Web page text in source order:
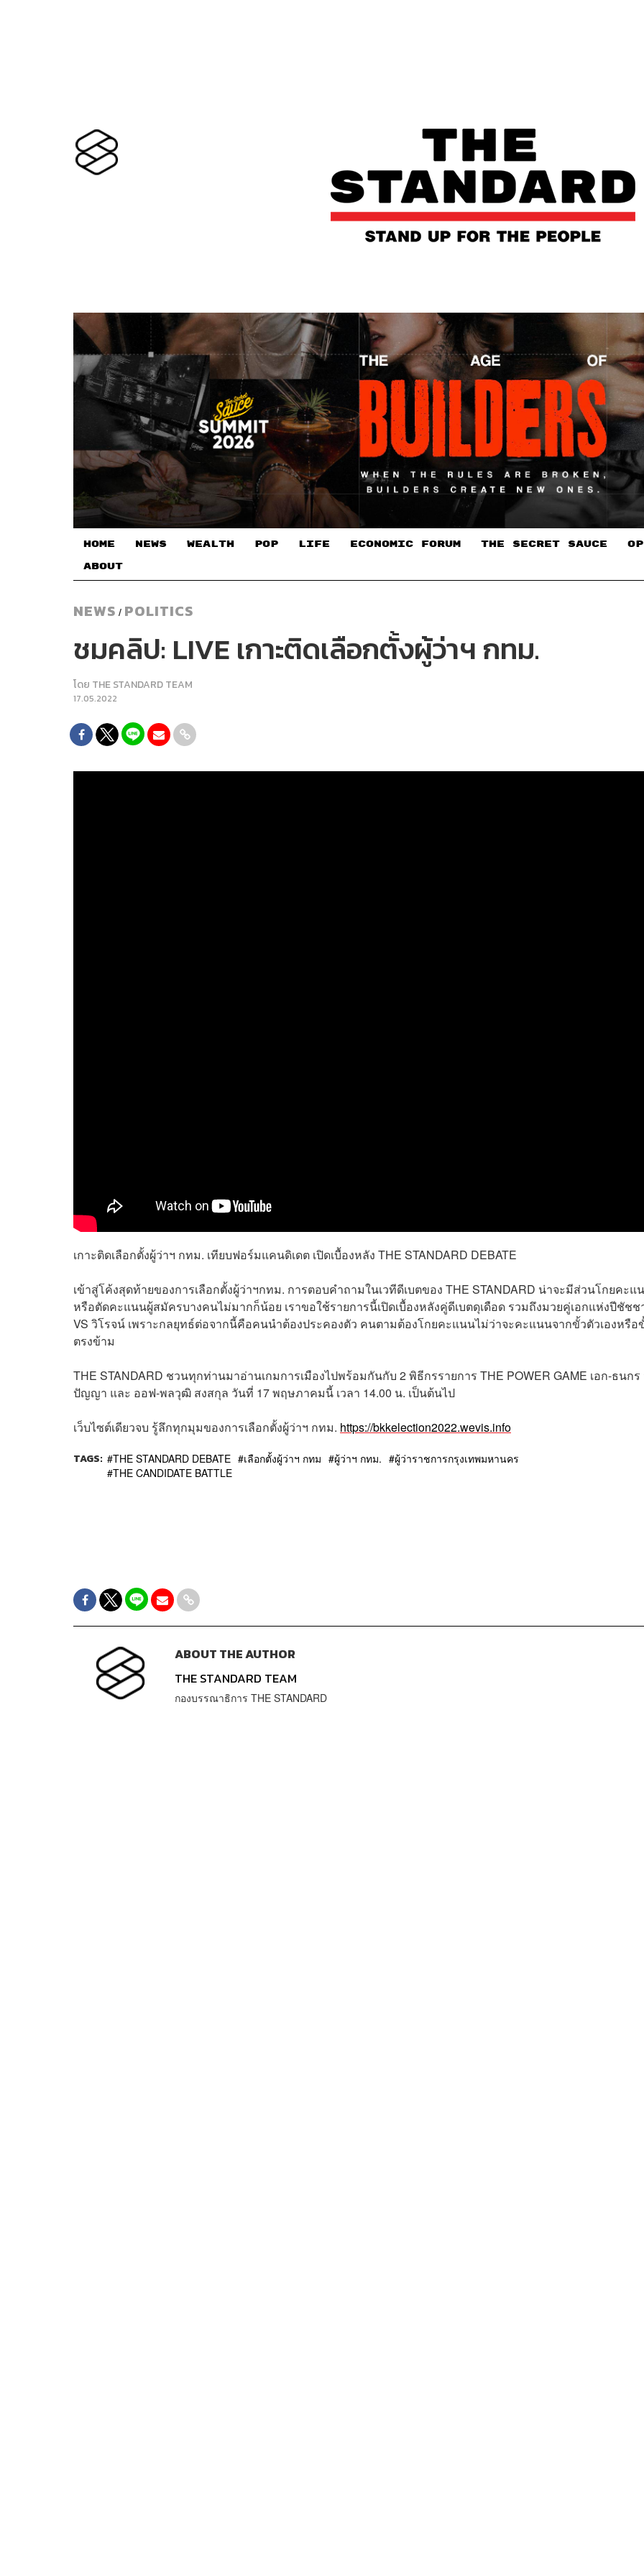
HOME NEWS WEALTH POP LIFE ECONOMIC FORUM THE SECRET SAUCE​
ABOUT
NEWS / POLITICS
ชมคลิป: LIVE เกาะติดเลือกตั้งผู้ว่าฯ กทม.
โดย THE STANDARD TEAM
17.05.2022
เกาะติดเลือกตั้งผู้ว่าฯ กทม. เทียบฟอร์มแคนดิเดต เปิดเบื้องหลัง THE STANDARD DEBATE
เข้าสู่โค้งสุดท้ายของการเลือกตั้งผู้ว่าฯกทม. การตอบคำถามในเวทีดีเบตของ THE STANDARD น่าจะมีส่วนโกยคะแ
หรือตัดคะแนนผู้สมัครบางคนไม่มากก็น้อย เราขอใช้รายการนี้เปิดเบื้องหลังคู่ดีเบตดุเดือด รวมถึงมวยคู่เอกแห่งปีชัชช
VS วิโรจน์ เพราะกลยุทธ์ต่อจากนี้คือคนนำต้องประคองตัว คนตามต้องโกยคะแนนไม่ว่าจะคะแนนจากขั้วตัวเองหรือ
ตรงข้าม
THE STANDARD ชวนทุกท่านมาอ่านเกมการเมืองไปพร้อมกันกับ 2 พิธีกรรายการ THE POWER GAME เอก-ธนกร
ปัญญา และ ออฟ-พลวุฒิ สงสกุล วันที่ 17 พฤษภาคมนี้ เวลา 14.00 น. เป็นต้นไป
เว็บไซต์เดียวจบ รู้ลึกทุกมุมของการเลือกตั้งผู้ว่าฯ กทม. https://bkkelection2022.wevis.info
TAGS: THE STANDARD DEBATE เลือกตั้งผู้ว่าฯ กทม ผู้ว่าฯ กทม.
ผู้ว่าราชการกรุงเทพมหานคร
THE CANDIDATE BATTLE
ABOUT THE AUTHOR
THE STANDARD TEAM
กองบรรณาธิการ THE STANDARD